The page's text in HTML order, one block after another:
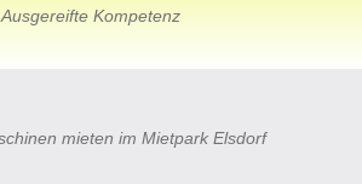
Ausgereifte Kompetenz
mieten im Mietpark Elsdorf